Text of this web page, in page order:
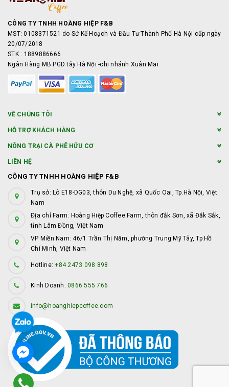
CÔNG TY TNHH HOÀNG HIỆP F&B
MST: 0108371521 do Sở Kế Hoạch và Đầu Tư Thành Phố Hà Nội cấp ngày
20/07/2018
STK : 1889886666
Ngân Hàng MB PGD tây Hà Nội -chi nhánh Xuân Mai
VỀ CHÚNG TÔI
HỖ TRỢ KHÁCH HÀNG
NÔNG TRẠI CÀ PHÊ HỮU CƠ
LIÊN HỆ
CÔNG TY TNHH HOÀNG HIỆP F&B
Trụ sở: Lô E18-DG03, thôn Du Nghệ, xã Quốc Oai, Tp.Hà Nội, Việt
Nam
Địa chỉ Farm: Hoàng Hiệp Coffee Farm, thôn đắk Sơn, xã Đắk Sắk,
tỉnh Lâm Đồng, Việt Nam
VP Miền Nam: 46/1 Trần Thị Năm, phường Trung Mỹ Tây, Tp.Hồ
Chí Minh, Việt Nam
Hotline:+84 2473 098 898
Kinh Doanh: 0866 555 766
info@hoanghiepcoffee.com